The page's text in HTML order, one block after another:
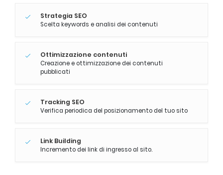
Strategia SEO
Scelta keywords e analisi dei contenuti
Ottimizzazione contenuti
Creazione e ottimizzazione dei contenuti
pubblicati
Tracking SEO
Verifica periodica del posizionamento del tuo sito
Link Building
Incremento dei link di ingresso al sito.